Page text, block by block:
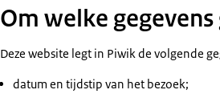
Om welke
Deze website legt in Piwik de volgende
datum en tijdstip van het bezoek;